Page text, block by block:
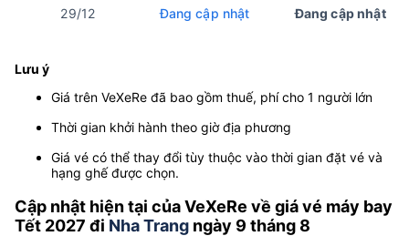
29/12 Đang cập nhật Đang cập nhật
Lưu ý
Giá trên VeXeRe đã bao gồm thuế, phí cho 1 người lớn
Thời gian khởi hành theo giờ địa phương
Giá vé có thể thay đổi tùy thuộc vào thời gian đặt vé và
hạng ghế được chọn.
Cập nhật hiện tại của VeXeRe về giá vé máy bay
Tết 2027 đi Nha Trang ngày 9 tháng 8